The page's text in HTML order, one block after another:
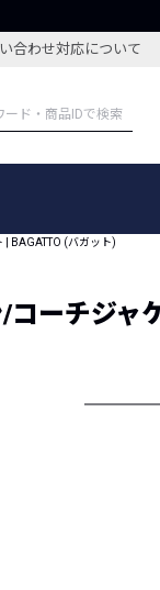
合わせ対応について
特集記事
コーディネート
BAGATTO (バガット)
ーチジャ